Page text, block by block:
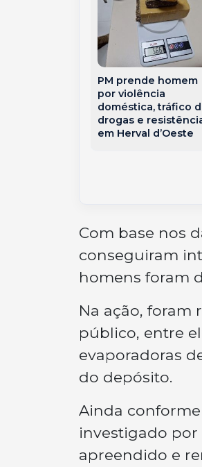
PM prende homem
por violência
doméstica, tráfico
drogas e
em Herval d’Oeste
Com base nos
conseguiram
homens foram
Na ação,
público, entre
evaporadoras
do depósito.
Ainda
investigado
apreendido e